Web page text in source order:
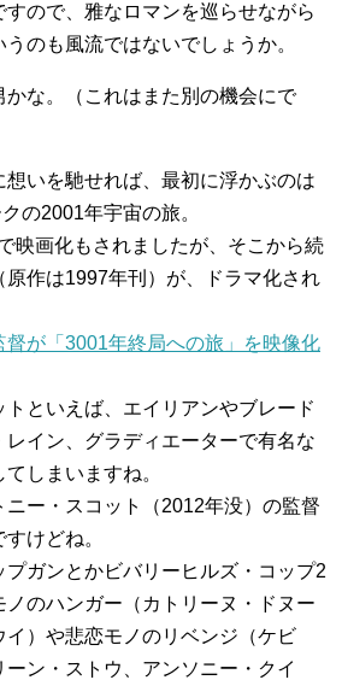
すので、雅なロマンを巡らせながら
のも風流ではないでしょうか。
かな。（これはまた別の機会にで
想いを馳せれば、最初に浮かぶのは
の2001年宇宙の旅。
映画化もされましたが、そこから続
原作は1997年刊）が、ドラマ化され
督が「3001年終局への旅」を映像化
といえば、エイリアンやブレード
イン、グラディエーターで有名な
しまいますね。
ー・スコット（2012年没）の監督
けどね。
ガンとかビバリーヒルズ・コップ2
のハンガー（カトリーヌ・ドヌー
イ）や悲恋モノのリベンジ（ケビ
ン・ストウ、アンソニー・クイ